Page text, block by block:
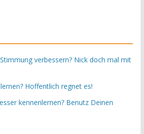
verbessern? Nick doch mal mit
Hoffentlich regnet es!
kennenlernen? Benutz Deinen